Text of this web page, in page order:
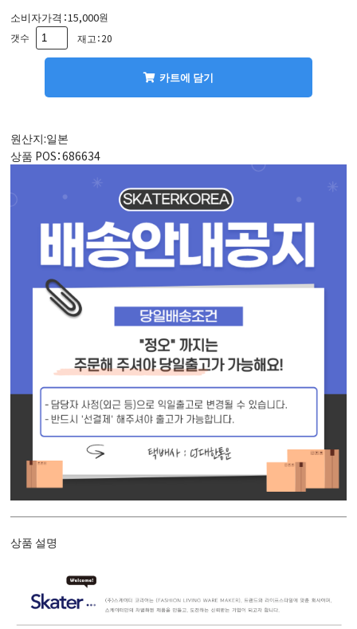
소비자가격：15,000원
갯수
재고：20
카트에 담기
원산지:일본
상품 POS：686634
상품 설명